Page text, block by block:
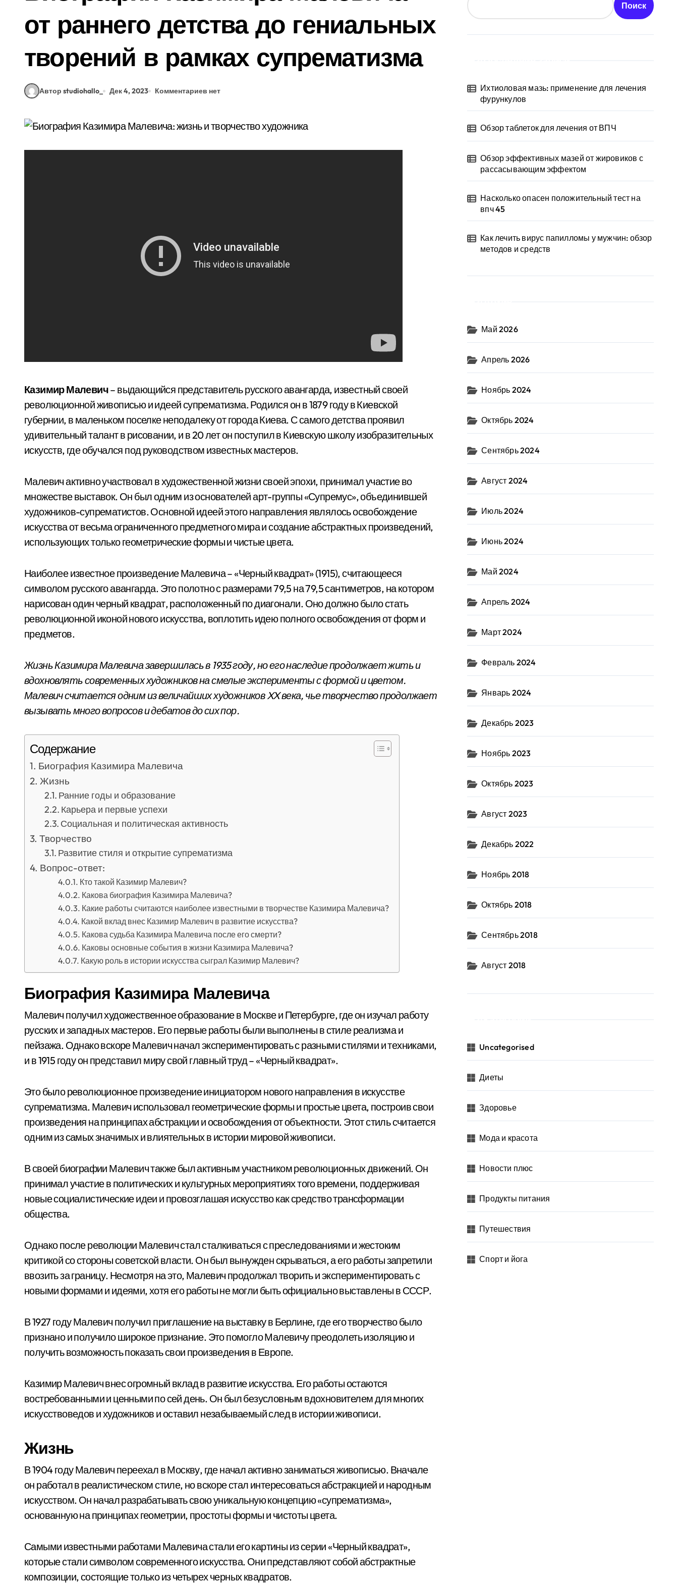
от раннего детства до гениальных
творений в рамках супрематизма
Автор studiohallo_ Дек 4, 2023 Комментариев нет
Казимир Малевич– выдающийся представитель русского авангарда, известный своей
революционной живописью и идеей супрематизма. Родился он в 1879 году в Киевской
губернии, в маленьком поселке неподалеку от города Киева. С самого детства проявил
удивительный талант в рисовании, и в 20 лет он поступил в Киевскую школу изобразительных
искусств, где обучался под руководством известных мастеров.
Малевич активно участвовал в художественной жизни своей эпохи, принимал участие во
множестве выставок. Он был одним из основателей арт-группы «Супремус», объединившей
художников-супрематистов. Основной идеей этого направления являлось освобождение
искусства от весьма ограниченного предметного мира и создание абстрактных произведений,
использующих только геометрические формы и чистые цвета.
Наиболее известное произведение Малевича – «Черный квадрат» (1915), считающееся
символом русского авангарда. Это полотно с размерами 79,5 на 79,5 сантиметров, на котором
нарисован один черный квадрат, расположенный по диагонали. Оно должно было стать
революционной иконой нового искусства, воплотить идею полного освобождения от форм и
предметов.
Жизнь Казимира Малевича завершилась в 1935 году, но его наследие продолжает жить и
вдохновлять современных художников на смелые эксперименты с формой и цветом.
Малевич считается одним из величайших художников XX века, чье творчество продолжает
вызывать много вопросов и дебатов до сих пор.
Содержание
Биография Казимира Малевича
Жизнь
Ранние годы и образование
Карьера и первые успехи
Социальная и политическая активность
Творчество
Развитие стиля и открытие супрематизма
Вопрос-ответ:
Кто такой Казимир Малевич?
Какова биография Казимира Малевича?
Какие работы считаются наиболее известными в творчестве Казимира Малевича?
Какой вклад внес Казимир Малевич в развитие искусства?
Какова судьба Казимира Малевича после его смерти?
Каковы основные события в жизни Казимира Малевича?
Какую роль в истории искусства сыграл Казимир Малевич?
Биография Казимира Малевича
Малевич получил художественное образование в Москве и Петербурге, где он изучал работу
русских и западных мастеров. Его первые работы были выполнены в стиле реализма и
пейзажа. Однако вскоре Малевич начал экспериментировать с разными стилями и техниками,
и в 1915 году он представил миру свой главный труд – «Черный квадрат».
Это было революционное произведение инициатором нового направления в искусстве
супрематизма. Малевич использовал геометрические формы и простые цвета, построив свои
произведения на принципах абстракции и освобождения от объектности. Этот стиль считается
одним из самых значимых и влиятельных в истории мировой живописи.
В своей биографии Малевич также был активным участником революционных движений. Он
принимал участие в политических и культурных мероприятиях того времени, поддерживая
новые социалистические идеи и провозглашая искусство как средство трансформации
общества.
Однако после революции Малевич стал сталкиваться с преследованиями и жестоким
критикой со стороны советской власти. Он был вынужден скрываться, а его работы запретили
ввозить за границу. Несмотря на это, Малевич продолжал творить и экспериментировать с
новыми формами и идеями, хотя его работы не могли быть официально выставлены в СССР.
В 1927 году Малевич получил приглашение на выставку в Берлине, где его творчество было
признано и получило широкое признание. Это помогло Малевичу преодолеть изоляцию и
получить возможность показать свои произведения в Европе.
Казимир Малевич внес огромный вклад в развитие искусства. Его работы остаются
востребованными и ценными по сей день. Он был безусловным вдохновителем для многих
искусствоведов и художников и оставил незабываемый след в истории живописи.
Жизнь
В 1904 году Малевич переехал в Москву, где начал активно заниматься живописью. Вначале
он работал в реалистическом стиле, но вскоре стал интересоваться абстракцией и народным
искусством. Он начал разрабатывать свою уникальную концепцию «супрематизма»,
основанную на принципах геометрии, простоты формы и чистоты цвета.
Самыми известными работами Малевича стали его картины из серии «Черный квадрат»,
которые стали символом современного искусства. Они представляют собой абстрактные
композиции, состоящие только из четырех черных квадратов.
Поиск
Ихтиоловая мазь: применение для лечения
фурункулов
Обзор таблеток для лечения от ВПЧ
Обзор эффективных мазей от жировиков с
рассасывающим эффектом
Насколько опасен положительный тест на
впч 45
Как лечить вирус папилломы у мужчин: обзор
методов и средств
Май 2026
Апрель 2026
Ноябрь 2024
Октябрь 2024
Сентябрь 2024
Август 2024
Июль 2024
Июнь 2024
Май 2024
Апрель 2024
Март 2024
Февраль 2024
Январь 2024
Декабрь 2023
Ноябрь 2023
Октябрь 2023
Август 2023
Декабрь 2022
Ноябрь 2018
Октябрь 2018
Сентябрь 2018
Август 2018
Uncategorised
Диеты
Здоровье
Мода и красота
Новости плюс
Продукты питания
Путешествия
Спорт и йога